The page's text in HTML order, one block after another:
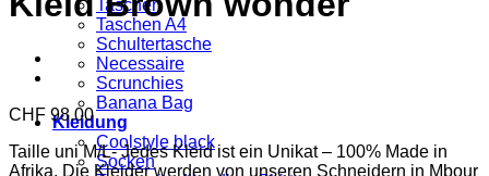
Taschen
Taschen A4
Schultertasche
Necessaire
Scrunchies
Banana Bag
Kleidung
Coolstyle black
Socken
CHF 98.00
Taille uni M/L- Jedes Kleid ist ein Unikat – 100% Made in
Afrika. Die Kleider werden von unseren Schneidern in Mbour